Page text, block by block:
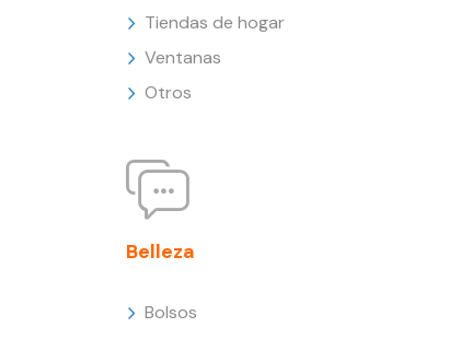
Tiendas de hogar
Ventanas
Otros
Belleza
Bolsos